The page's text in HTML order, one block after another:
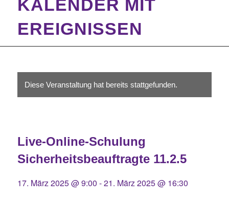
KALENDER MIT
EREIGNISSEN
Diese Veranstaltung hat bereits stattgefunden.
Live-Online-Schulung
Sicherheitsbeauftragte 11.2.5
17. März 2025 @ 9:00 -21. März 2025 @ 16:30